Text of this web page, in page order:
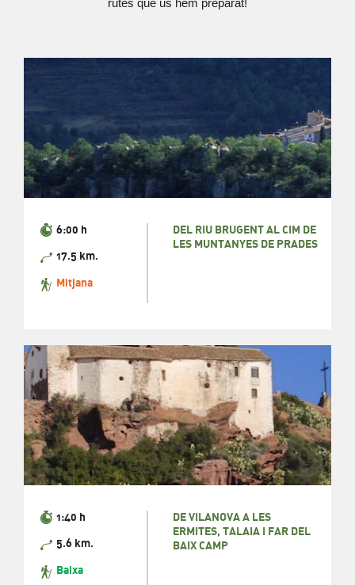
rutes que us hem preparat!
6:00 h
17.5 km.
Mitjana
DEL RIU BRUGENT AL CIM DE
LES MUNTANYES DE PRADES
1:40 h
5.6 km.
Baixa
DE VILANOVA A LES
ERMITES, TALAIA I FAR DEL
BAIX CAMP